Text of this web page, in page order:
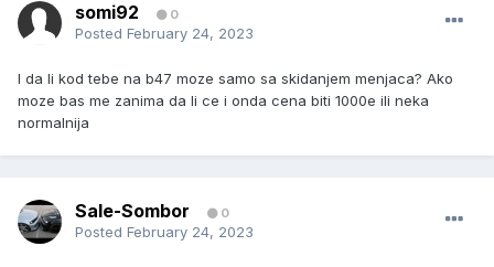
somi92 0
Posted February 24, 2023
I da li kod tebe na b47 moze samo sa skidanjem menjaca? Ako
moze bas me zanima da li ce i onda cena biti 1000e ili neka
normalnija
Sale-Sombor 0
Posted February 24, 2023